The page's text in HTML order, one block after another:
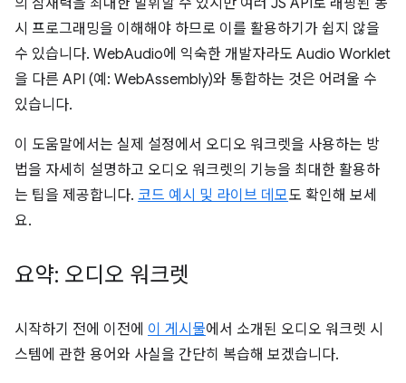
의 잠재력을 최대한 발휘할 수 있지만 여러 JS API로 래핑된 동
시 프로그래밍을 이해해야 하므로 이를 활용하기가 쉽지 않을
수 있습니다. WebAudio에 익숙한 개발자라도 Audio Worklet
을 다른 API (예: WebAssembly)와 통합하는 것은 어려울 수
있습니다.
이 도움말에서는 실제 설정에서 오디오 워크렛을 사용하는 방
법을 자세히 설명하고 오디오 워크렛의 기능을 최대한 활용하
는 팁을 제공합니다. 코드 예시 및 라이브 데모도 확인해 보세
요.
요약: 오디오 워크렛
시작하기 전에 이전에 이 게시물에서 소개된 오디오 워크렛 시
스템에 관한 용어와 사실을 간단히 복습해 보겠습니다.